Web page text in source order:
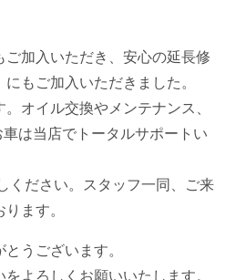
ご加入いただき、安心の延長修
もご加入いただきました。
オイル交換やメンテナンス、
は当店でトータルサポートい
ください。スタッフ一同、ご来
ます。
うございます。
よろしくお願いいたします。